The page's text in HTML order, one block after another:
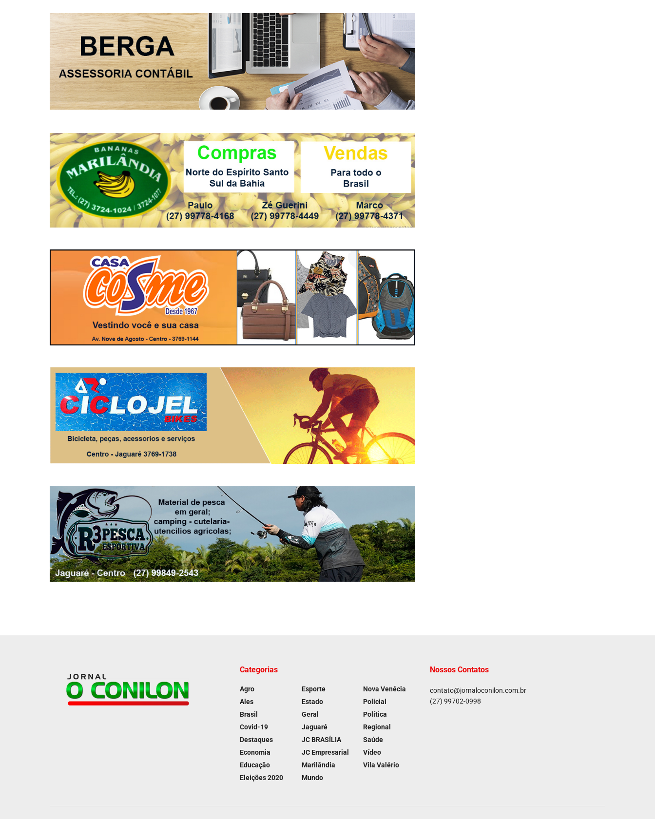
Categorias
Agro
Ales
Brasil
Covid-19
Destaques
Economia
Educação
Eleições 2020
Esporte
Estado
Geral
Jaguaré
JC BRASÍLIA
JC Empresarial
Marilândia
Mundo
Nova Venécia
Policial
Política
Regional
Saúde
Vídeo
Vila Valério
Nossos Contatos
contato@jornaloconilon.com.br
(27) 99702-0998